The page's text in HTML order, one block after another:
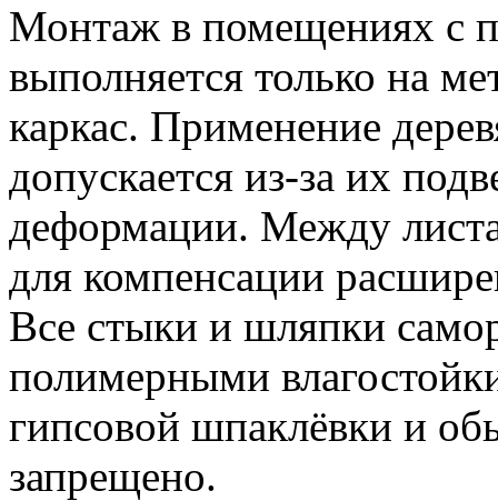
Монтаж в помещениях с
выполняется только на
каркас. Применение
допускается из-за их
деформации. Между
для компенсации
Все стыки и шляпки
полимерными
гипсовой шпаклёвки и
запрещено.